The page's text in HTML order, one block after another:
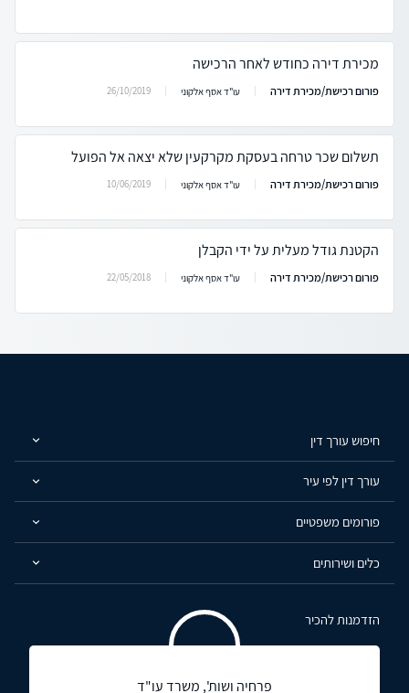
מכירת דירה כחודש לאחר הרכישה
פורום רכישת/מכירת דירה עו"ד אסף אלקוני 26/10/2019
תשלום שכר טרחה בעסקת מקרקעין שלא יצאה אל הפועל
פורום רכישת/מכירת דירה עו"ד אסף אלקוני 10/06/2019
הקטנת גודל מעלית על ידי הקבלן
פורום רכישת/מכירת דירה עו"ד אסף אלקוני 22/05/2018
חיפוש עורך דין
עורך דין לפי עיר
פורומים משפטיים
כלים ושירותים
הזדמנות להכיר
פרחיה ושות', משרד עו"ד